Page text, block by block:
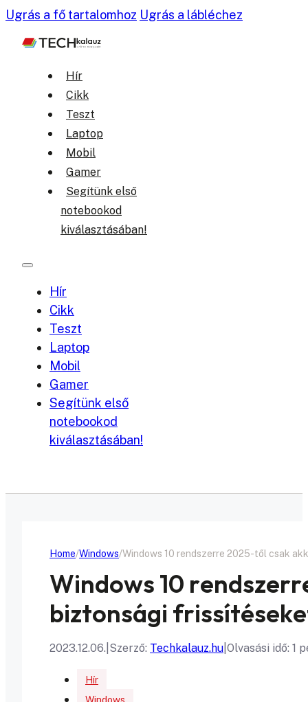
Ugrás a fő tartalomhoz Ugrás a lábléchez
Hír
Cikk
Teszt
Laptop
Mobil
Gamer
Segítünk első
notebookod
kiválasztásában!
Hír
Cikk
Teszt
Laptop
Mobil
Gamer
Segítünk első
notebookod
kiválasztásában!
Home Windows Windows 10 rendszerre 2025-től csak
Windows 10
biztonsági
2023.12.06. Szerző: Techkalauz.hu Olvasási idő: 1
Hír